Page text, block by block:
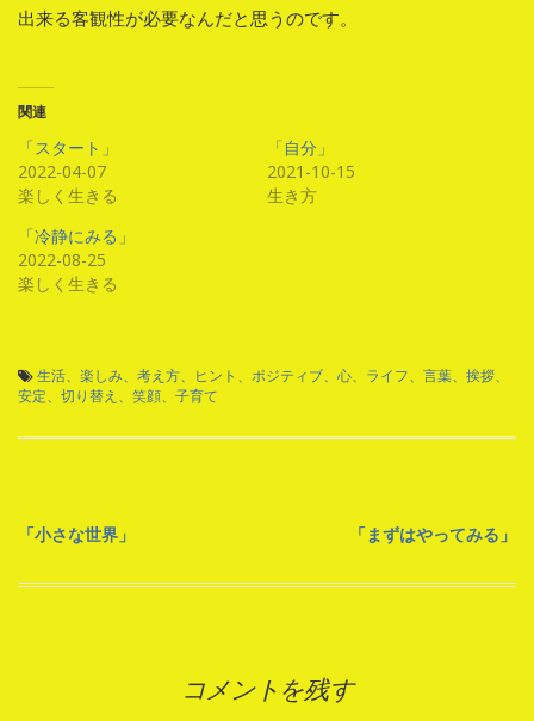
出来る客観性が必要なんだと思うのです。
関連
「スタート」
2022-04-07
楽しく生きる
「自分」
2021-10-15
生き方
「冷静にみる」
2022-08-25
楽しく生きる
生活、楽しみ、考え方、ヒント、ポジティブ、心、ライフ、言葉、挨拶、
安定、切り替え、笑顔、子育て
投
稿
「小さな世界」 「まずはやってみる」
コメントを残す